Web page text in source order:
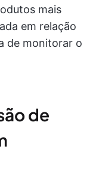
mais
em relação
de monitorar o
de